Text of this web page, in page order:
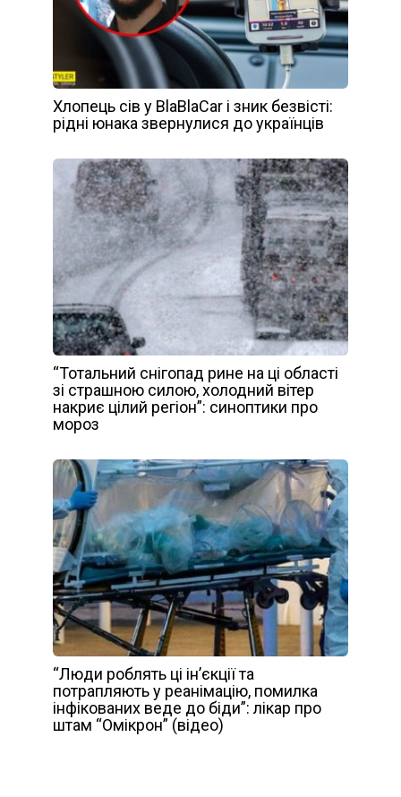
Хлопець сів у BlaBlaCar і зник безвісті:
рідні юнака звернулися до українців
“Тотальний снігопад рине на ці області
зі страшною силою, холодний вітер
накриє цілий регіон”: синоптики про
мороз
“Люди роблять ці ін’єкції та
потрапляють у реанімацію, помилка
інфікованих веде до біди”: лікар про
штам “Омікрон” (відео)